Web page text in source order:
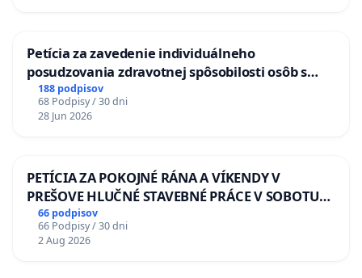
Petícia za zavedenie individuálneho
posudzovania zdravotnej spôsobilosti osôb s
diabetom 1. a 2. typu pri prijímaní do
Policajného zboru SR
188 podpisov
68 Podpisy / 30 dni
28 Jun 2026
PETÍCIA ZA POKOJNÉ RÁNA A VÍKENDY V
PREŠOVE HLUČNÉ STAVEBNÉ PRÁCE V SOBOTU
LEN OD 9.00 DO 13.00 HOD., CEZ PRACOVNÝ
TÝŽDEŇ CIEĽ 8.00 – 18.00 HOD. A PRAVIDELNÁ
KONTROLA STAVBY C-AREA NA
66 podpisov
66 Podpisy / 30 dni
2 Aug 2026